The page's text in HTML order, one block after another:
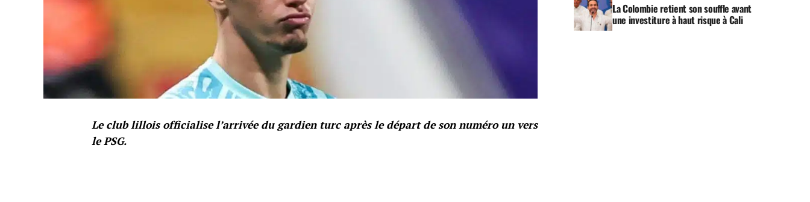
Le club lillois officialise l’arrivée du gardien turc après le départ de son numéro un vers
le PSG.
La Colombie retient son souffle avant
une investiture à haut risque à Cali